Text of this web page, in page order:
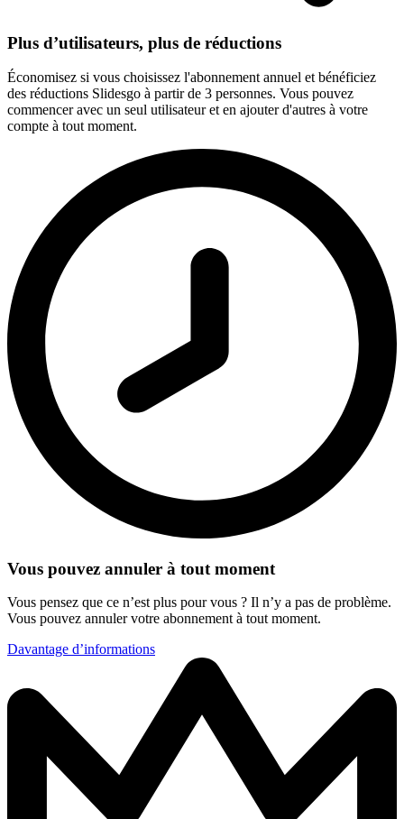
Plus d’utilisateurs, plus de réductions
Économisez si vous choisissez l'abonnement annuel et bénéficiez
des réductions Slidesgo à partir de 3 personnes. Vous pouvez
commencer avec un seul utilisateur et en ajouter d'autres à votre
compte à tout moment.
Vous pouvez annuler à tout moment
Vous pensez que ce n’est plus pour vous ? Il n’y a pas de problème.
Vous pouvez annuler votre abonnement à tout moment.
Davantage d’informations